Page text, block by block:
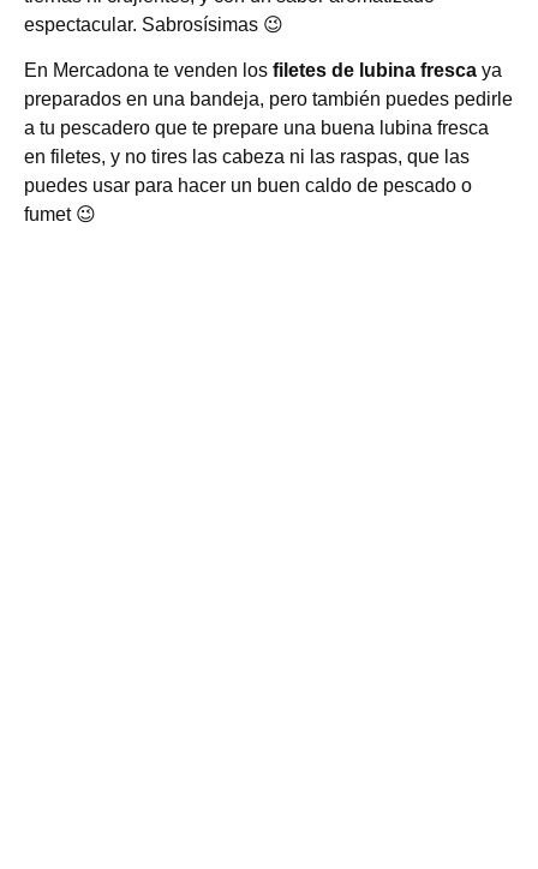
espectacular. Sabrosísimas 😉
En Mercadona te venden los filetes de lubina fresca ya
preparados en una bandeja, pero también puedes pedirle
a tu pescadero que te prepare una buena lubina fresca
en filetes, y no tires las cabeza ni las raspas, que las
puedes usar para hacer un buen caldo de pescado o
fumet 😉